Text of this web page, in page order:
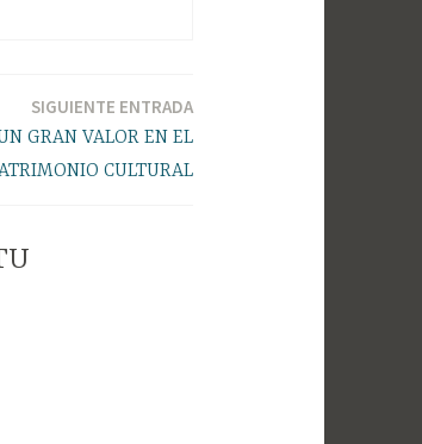
SIGUIENTE ENTRADA
GRAN VALOR EN EL
CULTURAL